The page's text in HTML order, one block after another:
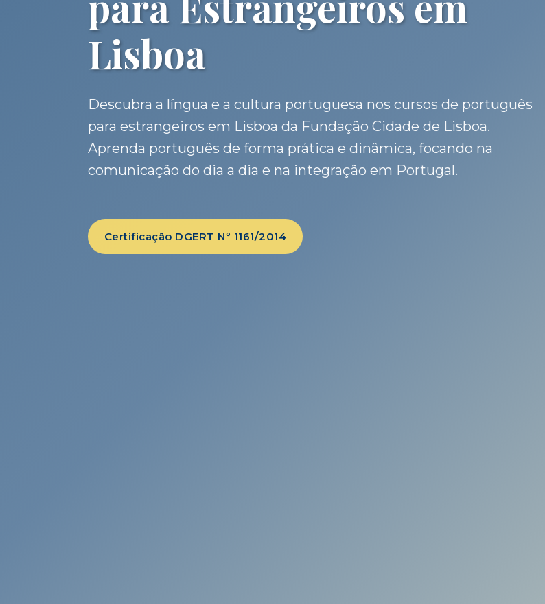
Lisboa
Descubra a língua e a cultura portuguesa nos cursos de português
para estrangeiros em Lisboa da Fundação Cidade de Lisboa.
Aprenda português de forma prática e dinâmica, focando na
comunicação do dia a dia e na integração em Portugal.
Certificação DGERT Nº 1161/2014